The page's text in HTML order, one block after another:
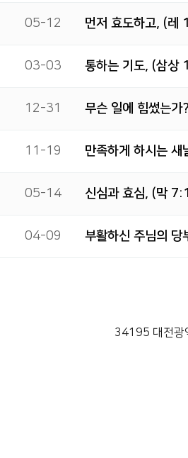
05-12 먼저 효도하고, (
03-03 통하는 기도, (삼
12-31 무슨 일에 힘썼는
11-19 만족하게 하시는
05-14 신심과 효심, (막
04-09 부활하신 주님의
34195 대전